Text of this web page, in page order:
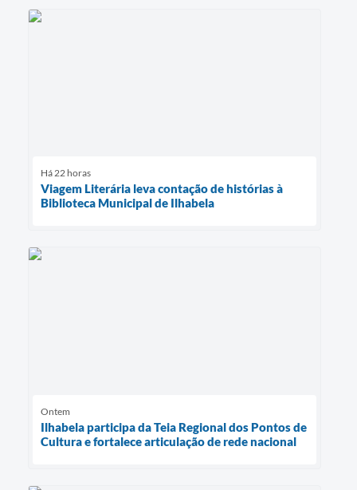
Há 22 horas
Viagem Literária leva contação de histórias à
Biblioteca Municipal de Ilhabela
Ontem
Ilhabela participa da Teia Regional dos Pontos de
Cultura e fortalece articulação de rede nacional